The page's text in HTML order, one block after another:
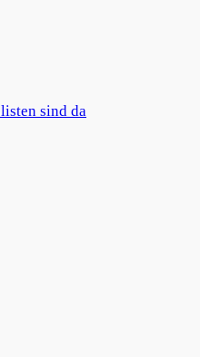
sind da